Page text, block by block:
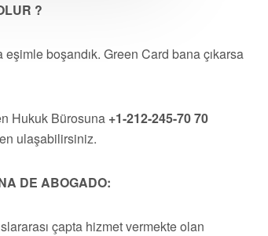
?
boşandık. Green Card bana çıkarsa
Hukuk Bürosuna +1-212-245-70 70
ulaşabilirsiniz.
DE ABOGADO:
çapta hizmet vermekte olan